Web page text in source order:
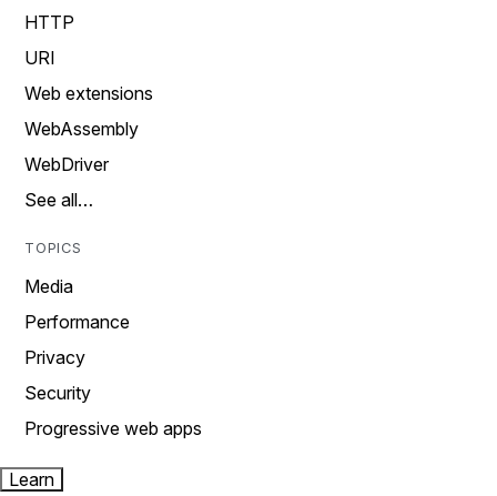
HTTP
URI
Web extensions
WebAssembly
WebDriver
See all…
TOPICS
Media
Performance
Privacy
Security
Progressive web apps
Learn